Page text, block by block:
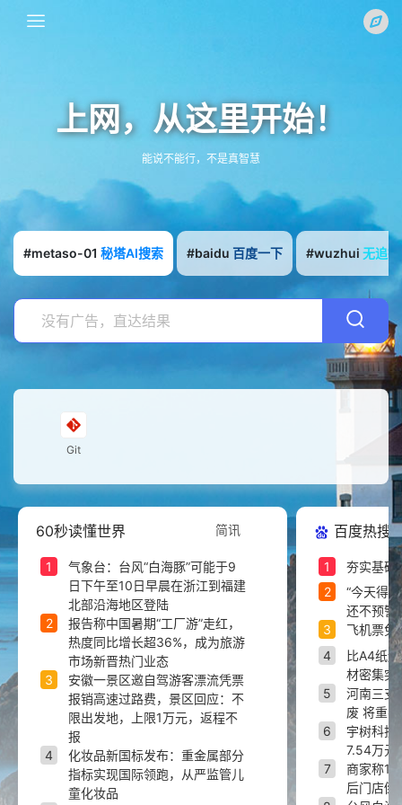
上网，从这里开始！
能说不能行，不是真智慧
#metaso-01 秘塔AI搜索 #baidu 百度一下 #wuzhui 无追
Git
60秒读懂世界 简讯
1
气象台：台风“白海豚”可能于9
日下午至10日早晨在浙江到福建
北部沿海地区登陆
2
报告称中国暑期“工厂游”走红，
热度同比增长超36%，成为旅游
市场新晋热门业态
3
安徽一景区邀自驾游客漂流凭票
报销高速过路费，景区回应：不
限出发地，上限1万元，返程不
报
4
化妆品新国标发布：重金属部分
指标实现国际领跑，从严监管儿
童化妆品
百度热搜
1
夯实基础
2
“今天得
还不预警”
3
飞机票免
4
比A4纸
材密集突
5
河南三支
废 将重考
6
宇树科技
7.54万元
7
商家称1
后门店倒